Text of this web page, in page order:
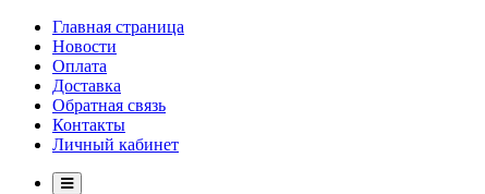
Главная страница
Новости
Оплата
Доставка
Обратная связь
Контакты
Личный кабинет